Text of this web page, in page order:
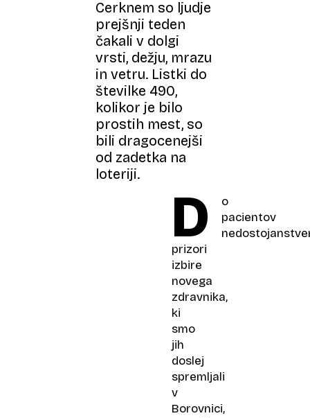
Cerknem so ljudje
prejšnji teden
čakali v dolgi
vrsti, dežju, mrazu
in vetru. Listki do
številke 490,
kolikor je bilo
prostih mest, so
bili dragocenejši
od zadetka na
loteriji.
D
o
pacientov
prizori
izbire
novega
zdravnika,
ki
smo
jih
doslej
spremljali
v
Borovnici,